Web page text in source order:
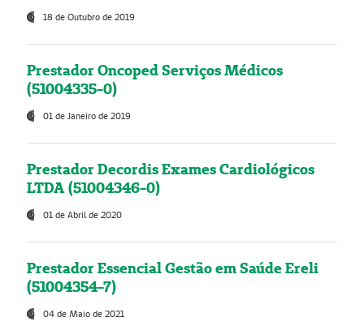
18 de Outubro de 2019
Prestador Oncoped Serviços Médicos
(51004335-0)
01 de Janeiro de 2019
Prestador Decordis Exames Cardiológicos
LTDA (51004346-0)
01 de Abril de 2020
Prestador Essencial Gestão em Saúde Ereli
(51004354-7)
04 de Maio de 2021